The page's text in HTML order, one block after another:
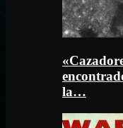
la…